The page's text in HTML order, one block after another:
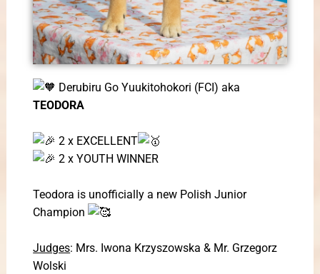
Derubiru Go Yuukitohokori (FCI) aka
TEODORA
2 x EXCELLENT
2 x YOUTH WINNER
Teodora is unofficially a new Polish Junior
Champion
Judges: Mrs. Iwona Krzyszowska & Mr. Grzegorz
Wolski